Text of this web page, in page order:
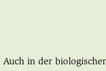
in der